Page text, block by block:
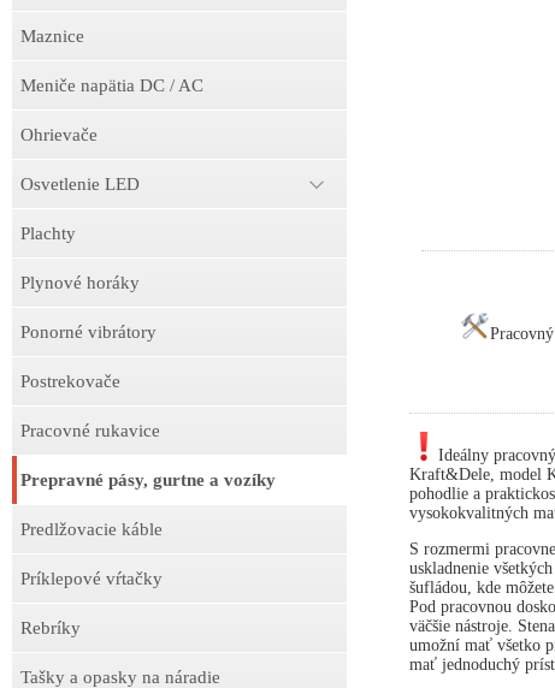
Maznice
Meniče napätia DC / AC
Ohrievače
Osvetlenie LED
Plachty
Plynové horáky
Ponorné vibrátory
Postrekovače
Pracovné rukavice
Prepravné pásy, gurtne a vozíky
Predlžovacie káble
Príklepové vŕtačky
Rebríky
Tašky a opasky na náradie
Ideálny
Kraft&Dele, model
pohodlie a
vysokokvalitných
S rozmermi
uskladnenie
šufládou, kde
Pod pracovnou
väčšie nástroje.
umožní mať všetko
mať jednoduchý